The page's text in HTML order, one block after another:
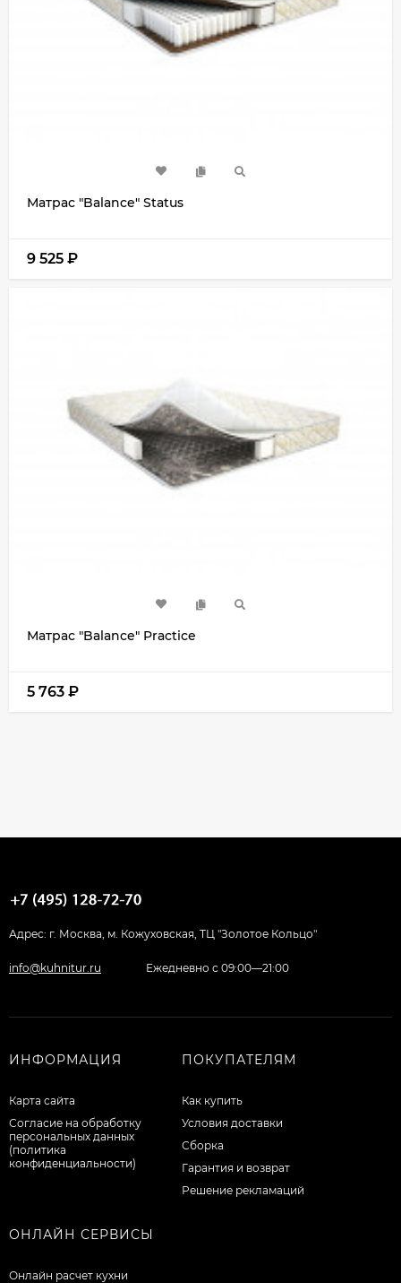
Матрас "Balance" Status
9 525 ₽
Матрас "Balance" Practice
5 763 ₽
Адрес: г. Москва, м. Кожуховская, ТЦ "Золотое Кольцо"
info@kuhnitur.ru Ежедневно с 09:00—21:00
ИНФОРМАЦИЯ
Карта сайта
Согласие на обработку
персональных данных
(политика
конфиденциальности)
ПОКУПАТЕЛЯМ
Как купить
Условия доставки
Сборка
Гарантия и возврат
Решение рекламаций
ОНЛАЙН СЕРВИСЫ
Онлайн расчет кухни